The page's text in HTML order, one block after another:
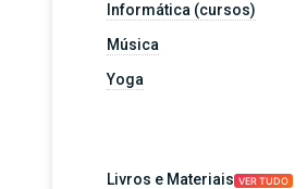
Informática (cursos)
Música
Yoga
Livros e Materiais VER TUDO